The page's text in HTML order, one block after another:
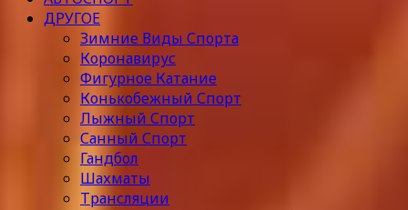
ДРУГОЕ
Зимние Виды Спорта
Коронавирус
Фигурное Катание
Конькобежный Спорт
Лыжный Спорт
Санный Спорт
Гандбол
Шахматы
Трансляции